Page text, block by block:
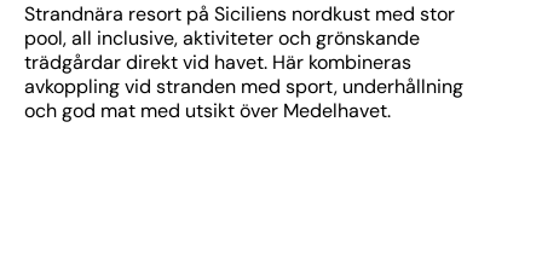
Strandnära resort på Siciliens nordkust med stor
pool, all inclusive, aktiviteter och grönskande
trädgårdar direkt vid havet. Här kombineras
avkoppling vid stranden med sport, underhållning
och god mat med utsikt över Medelhavet.